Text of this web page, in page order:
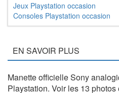
Jeux Playstation occasion
Consoles Playstation occasion
EN SAVOIR PLUS
Manette officielle Sony
Playstation. Voir les 13